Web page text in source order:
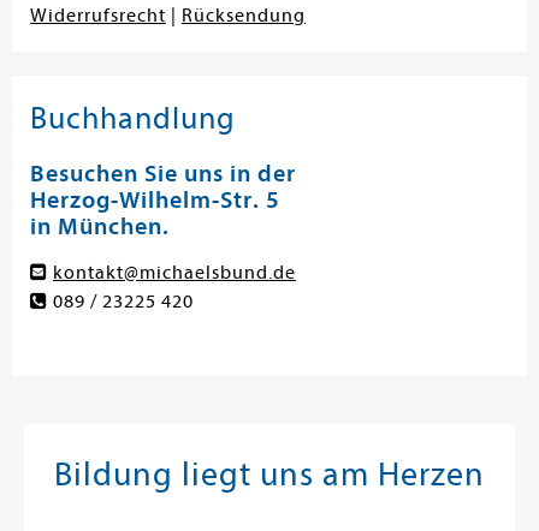
Widerrufsrecht
Rücksendung
Buchhandlung
Besuchen Sie uns in der
Herzog-Wilhelm-Str. 5
in München.
kontakt@michaelsbund.de
089 / 23225 420
Bildung liegt uns am Herzen